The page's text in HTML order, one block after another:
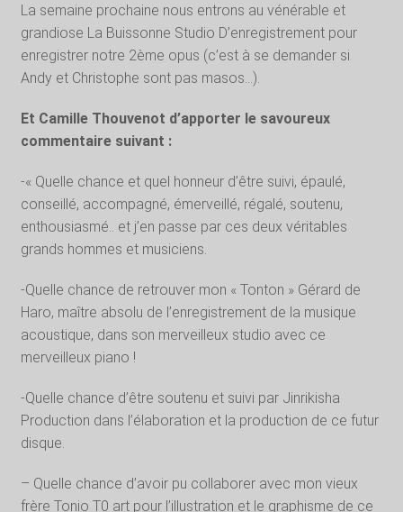
La semaine prochaine nous entrons au vénérable et
grandiose La Buissonne Studio D’enregistrement pour
enregistrer notre 2ème opus (c’est à se demander si
Andy et Christophe sont pas masos…).
Et Camille Thouvenot d’apporter le savoureux
commentaire suivant :
-« Quelle chance et quel honneur d’être suivi, épaulé,
conseillé, accompagné, émerveillé, régalé, soutenu,
enthousiasmé.. et j’en passe par ces deux véritables
grands hommes et musiciens.
-Quelle chance de retrouver mon « Tonton » Gérard de
Haro, maître absolu de l’enregistrement de la musique
acoustique, dans son merveilleux studio avec ce
merveilleux piano !
-Quelle chance d’être soutenu et suivi par Jinrikisha
Production dans l’élaboration et la production de ce futur
disque.
– Quelle chance d’avoir pu collaborer avec mon vieux
frère Tonio T0 art pour l’illustration et le graphisme de ce